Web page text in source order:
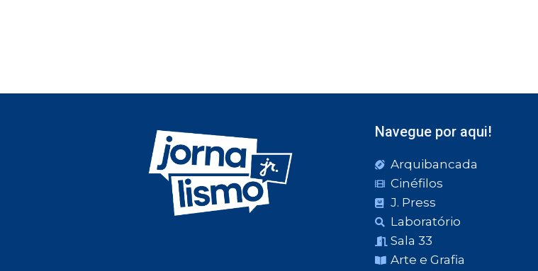
Navegue por aqui!
Arquibancada
Cinéfilos
J. Press
Laboratório
Sala 33
Arte e Grafia